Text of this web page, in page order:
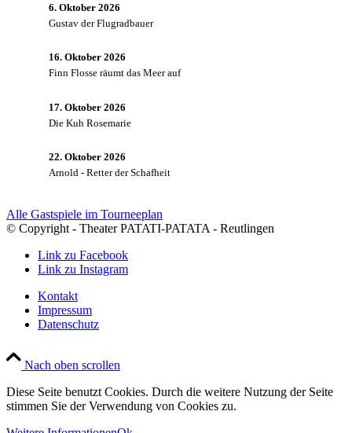
6. Oktober 2026
Gustav der Flugradbauer
16. Oktober 2026
Finn Flosse räumt das Meer auf
17. Oktober 2026
Die Kuh Rosemarie
22. Oktober 2026
Arnold - Retter der Schafheit
Alle Gastspiele im Tourneeplan
© Copyright - Theater PATATI-PATATA - Reutlingen
Link zu Facebook
Link zu Instagram
Kontakt
Impressum
Datenschutz
Nach oben scrollen
Diese Seite benutzt Cookies. Durch die weitere Nutzung der Seite
stimmen Sie der Verwendung von Cookies zu.